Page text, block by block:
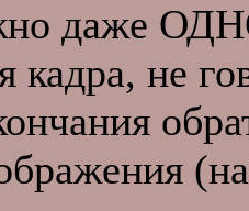
даже
кадра, не